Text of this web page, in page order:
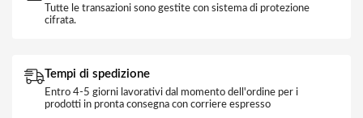
Tutte le transazioni sono gestite con sistema di protezione
cifrata.
Tempi di spedizione
Entro 4-5 giorni lavorativi dal momento dell'ordine per i
prodotti in pronta consegna con corriere espresso